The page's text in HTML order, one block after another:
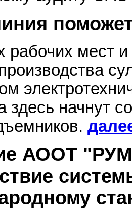
рабочих мест
здесь начнут
АООТ